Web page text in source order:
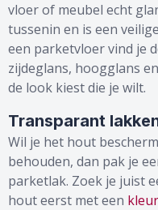
vloer of meubel echt
tussenin en is een
een parketvloer vind je
zijdeglans, hoogglans
de look kiest die je wilt.
Transparant
Wil je het hout
behouden, dan pak je
parketlak. Zoek je juist
hout eerst met een